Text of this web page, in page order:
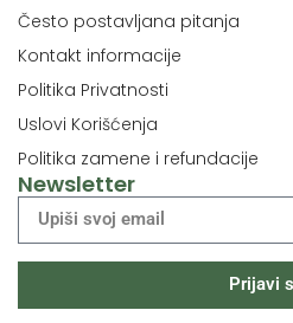
Često postavljana pitanja
Kontakt informacije
Politika Privatnosti
Uslovi Korišćenja
Politika zamene i refundacije
Newsletter
Prijavi